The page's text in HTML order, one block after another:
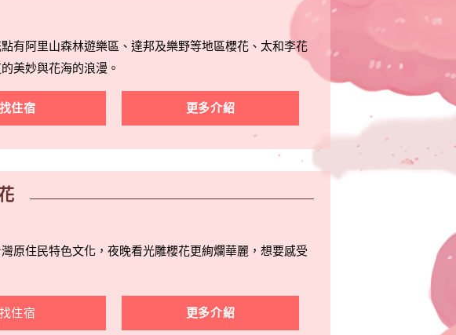
有阿里山森林遊樂區、達邦及樂野等地區櫻花、太和李花
美妙與花海的浪漫。
更多介紹
找住宿
原住民特色文化，夜晚看光雕櫻花更絢爛華麗，想要感受
更多介紹
找住宿